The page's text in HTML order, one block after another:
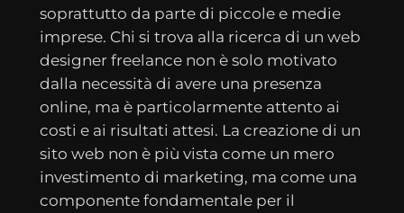
soprattutto da parte di piccole e medie
imprese. Chi si trova alla ricerca di un web
designer freelance non è solo motivato
dalla necessità di avere una presenza
online, ma è particolarmente attento ai
costi e ai risultati attesi. La creazione di un
sito web non è più vista come un mero
investimento di marketing, ma come una
componente fondamentale per il